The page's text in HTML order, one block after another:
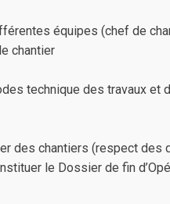
équipes (chef de
chantier
technique des travaux et
des chantiers (respect des
le Dossier de fin